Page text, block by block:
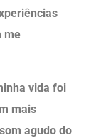
me
vida foi
mais
agudo do